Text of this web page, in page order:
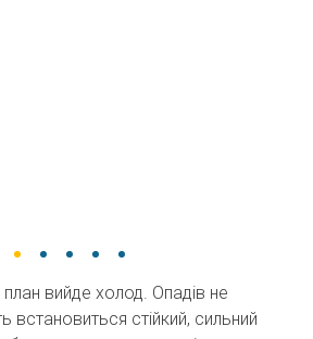
вийде холод. Опадів не
встановиться стійкий, сильний